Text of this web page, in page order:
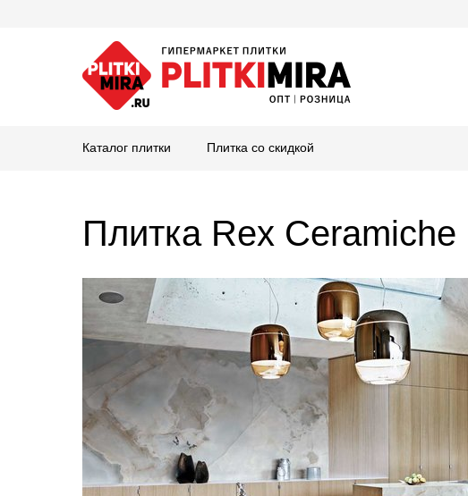
Каталог плитки Плитка со скидкой
Плитка Rex Ceramiche